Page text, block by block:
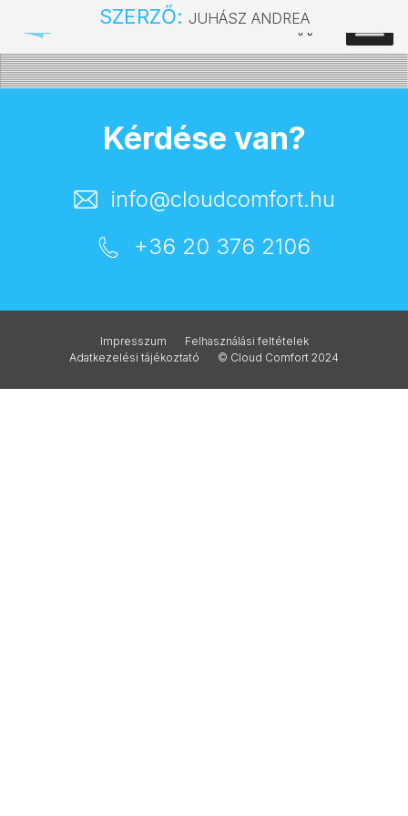
SZERZŐ: JUHÁSZ ANDREA
Kérdése van?
info@cloudcomfort.hu
+36 20 376 2106
Impresszum
Felhasználási feltételek
Adatkezelési tájékoztató
© Cloud Comfort 2024